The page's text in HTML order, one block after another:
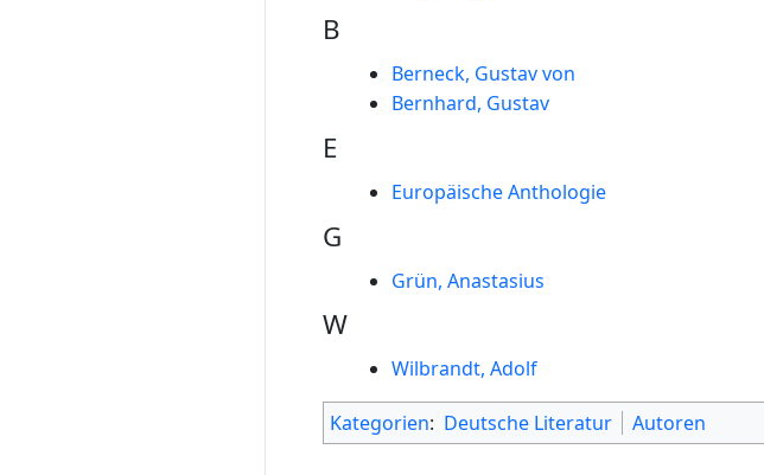
B
Berneck, Gustav von
Bernhard, Gustav
E
Europäische Anthologie
G
Grün, Anastasius
W
Wilbrandt, Adolf
Kategorien: Deutsche Literatur Autoren